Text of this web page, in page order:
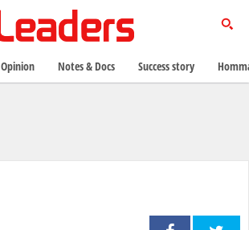
Opinion Notes & Docs Success story